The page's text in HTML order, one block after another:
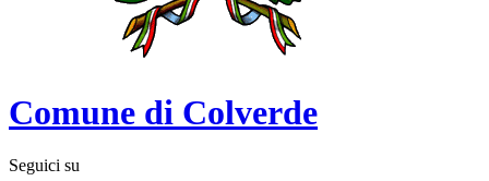
Comune di Colverde
Seguici su